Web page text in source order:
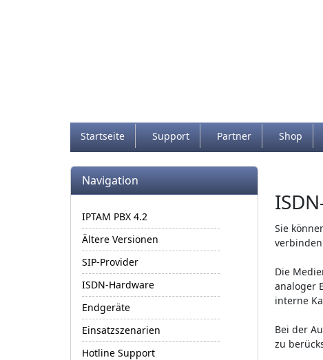
Navigation and related
Startseite Support Partner Shop
Sie
Die
analoger
interne
Bei der
zu
More content and functionality
Navigation
IPTAM PBX 4.2
Ältere Versionen
SIP-Provider
ISDN-Hardware
Endgeräte
Einsatzszenarien
Hotline Support